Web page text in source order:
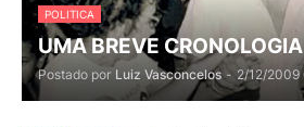
POLITICA
UMA BREVE CRONOLOGIA
Postado por Luiz Vasconcelos - 2/12/2009